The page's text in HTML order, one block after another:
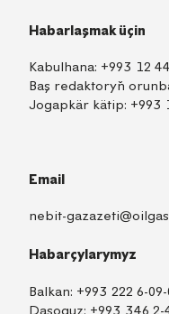
Habarlaşmak üçin
Kabulhana: +993 12
Baş redaktoryň
Jogapkär kätip: +993
Email
nebit-
Habarçylarymyz
Balkan: +993 222 6-
Daşoguz: +993 346 2-